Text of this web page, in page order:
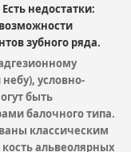
недостатки:
зубного ряда.
условно-
быть
балочного типа.
классическим
альвеолярных